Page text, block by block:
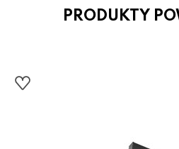
PRODUKTY